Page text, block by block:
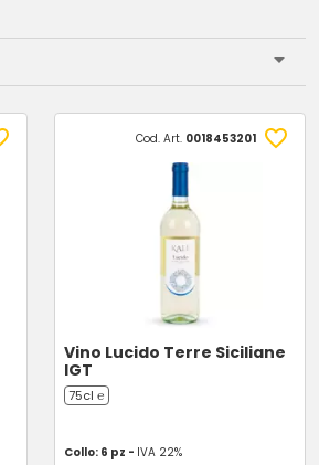
Cod. Art. 0018453201
Vino Lucido Terre Siciliane
IGT
75cl ℮
Collo: 6 pz - IVA 22%